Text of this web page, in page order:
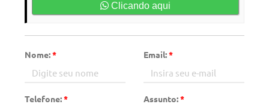
Clicando aqui
Nome:* Email:*
Telefone:* Assunto:*